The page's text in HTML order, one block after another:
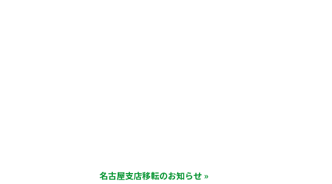
名古屋支店移転のお知らせ »